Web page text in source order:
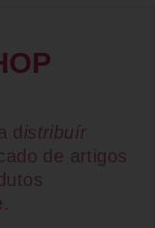
d istribuír
de artigos
.